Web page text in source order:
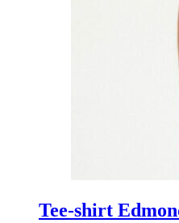
Tee-shirt